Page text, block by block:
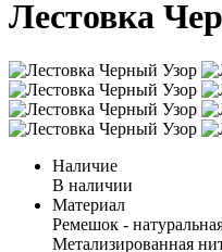
Лестовка
Наличие
В наличии
Материал
Ремешок -
Метализированная